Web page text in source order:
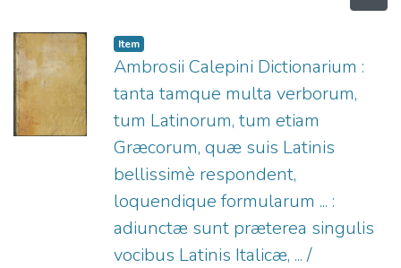
Item
Ambrosii Calepini Dictionarium :
tanta tamque multa verborum,
tum Latinorum, tum etiam
Græcorum, quæ suis Latinis
bellissimè respondent,
loquendique formularum ... :
adiunctæ sunt præterea singulis
vocibus Latinis Italicæ, ... /